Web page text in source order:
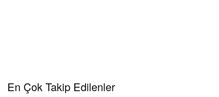
En Çok Takip Edilenler